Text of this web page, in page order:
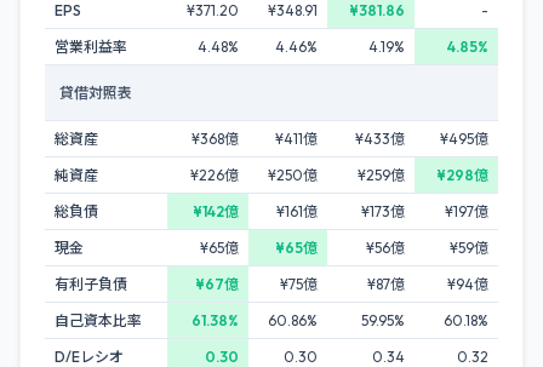
EPS
¥371.20 ¥348.91 ¥381.86
-
営業利益率
4.48% 4.46% 4.19% 4.85%
貸借対照表
総資産 ¥368億 ¥411億 ¥433億
¥495億
純資産
¥226億 ¥250億 ¥259億
¥298億
総負債
¥142億 ¥161億 ¥173億
¥197億
現金
¥65億 ¥65億 ¥56億
¥59億
有利子負債
¥67億 ¥75億 ¥87億
¥94億
自己資本比率
61.38% 60.86% 59.95%
60.18%
D/Eレシオ
0.30 0.30 0.34 0.32